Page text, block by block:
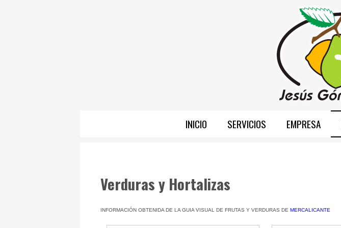
INICIO SERVICIOS EMPRESA
Verduras y Hortalizas
INFORMACIÓN OBTENIDA DE LA GUIA VISUAL DE FRUTAS Y VERDURAS DE MERCALICANTE